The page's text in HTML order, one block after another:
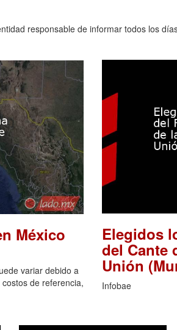
responsable de informar todos los
México
variar debido a
de referencia,
Elegidos
del Cante
Unión
Infobae